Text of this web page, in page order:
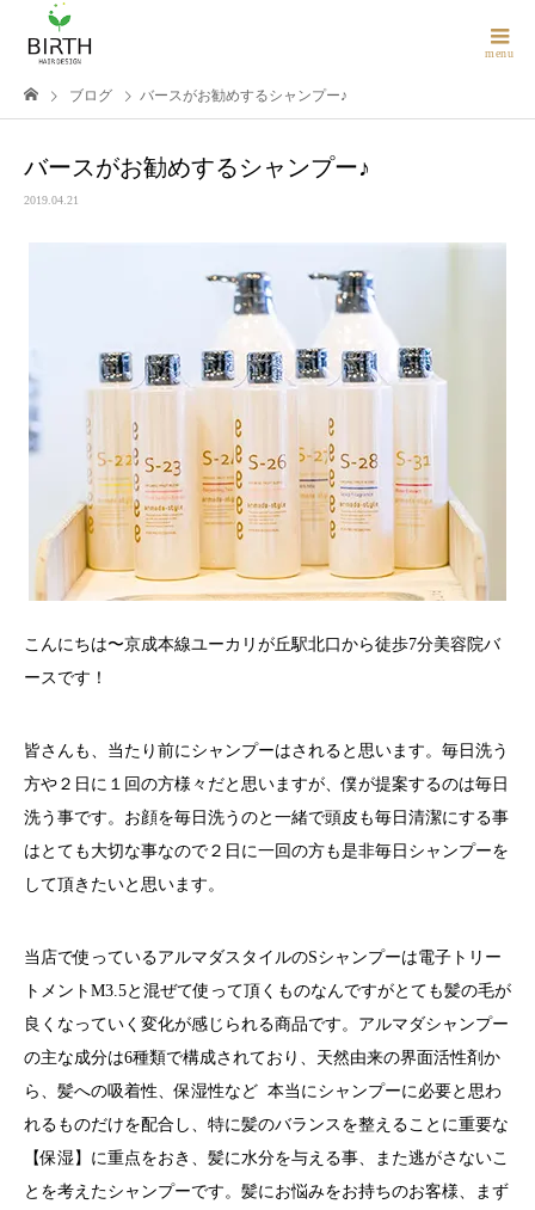
ブログ バースがお勧めするシャンプー♪
バースがお勧めするシャンプー♪
2019.04.21
こんにちは〜京成本線ユーカリが丘駅北口から徒歩7分美容院バ
ースです！
皆さんも、当たり前にシャンプーはされると思います。毎日洗う
方や２日に１回の方様々だと思いますが、僕が提案するのは毎日
洗う事です。お顔を毎日洗うのと一緒で頭皮も毎日清潔にする事
はとても大切な事なので２日に一回の方も是非毎日シャンプーを
して頂きたいと思います。
当店で使っているアルマダスタイルのSシャンプーは電子トリー
トメントM3.5と混ぜて使って頂くものなんですがとても髪の毛が
良くなっていく変化が感じられる商品です。アルマダシャンプー
の主な成分は6種類で構成されており、天然由来の界面活性剤か
ら、髪への吸着性、保湿性など 本当にシャンプーに必要と思わ
れるものだけを配合し、特に髪のバランスを整えることに重要な
【保湿】に重点をおき、髪に水分を与える事、また逃がさないこ
とを考えたシャンプーです。髪にお悩みをお持ちのお客様、まず